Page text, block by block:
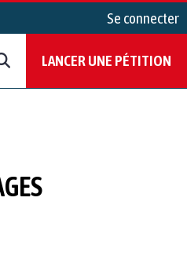
Se connecter
LANCER UNE PÉTITION